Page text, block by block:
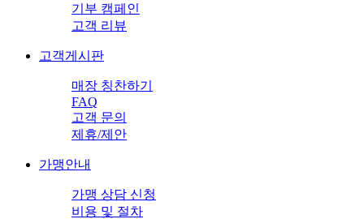
기부 캠페인
고객 리뷰
고객게시판
매장 칭찬하기
FAQ
고객 문의
제휴/제안
가맹안내
가맹 상담 신청
비용 및 절차